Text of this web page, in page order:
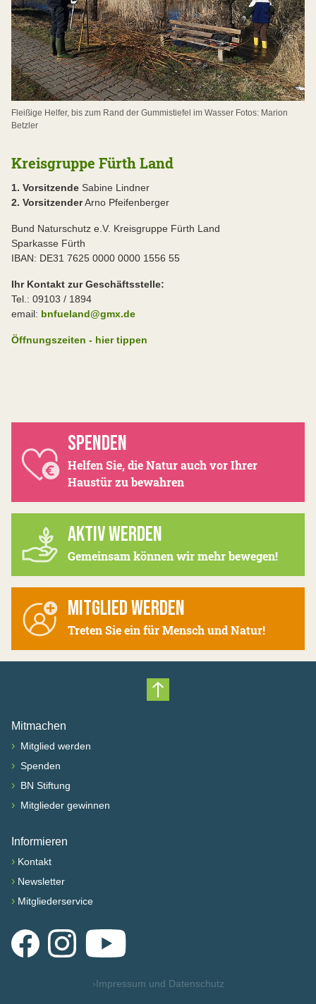
Fleißige Helfer, bis zum Rand der Gummistiefel im Wasser Fotos: Marion
Betzler
Kreisgruppe Fürth Land
1. Vorsitzende Sabine Lindner
2. VorsitzenderArno Pfeifenberger
Bund Naturschutz e.V. Kreisgruppe Fürth Land
Sparkasse Fürth
IBAN: DE31 7625 0000 0000 1556 55
Ihr Kontakt zur Geschäftsstelle:
Tel.: 09103 / 1894
email: bnfueland@gmx.de
Öffnungszeiten - hier tippen
SPENDEN
Helfen Sie, die Natur auch vor Ihrer
Haustür zu bewahren
AKTIV WERDEN
Gemeinsam können wir mehr bewegen!
MITGLIED WERDEN
Treten Sie ein für Mensch und Natur!
Nach oben scrollen
Mitmachen
› Mitglied werden
› Spenden
› BN Stiftung
› Mitglieder gewinnen
Informieren
› Kontakt
› Newsletter
› Mitgliederservice
FacebookInstagramYouTube
›Impressum und Datenschutz